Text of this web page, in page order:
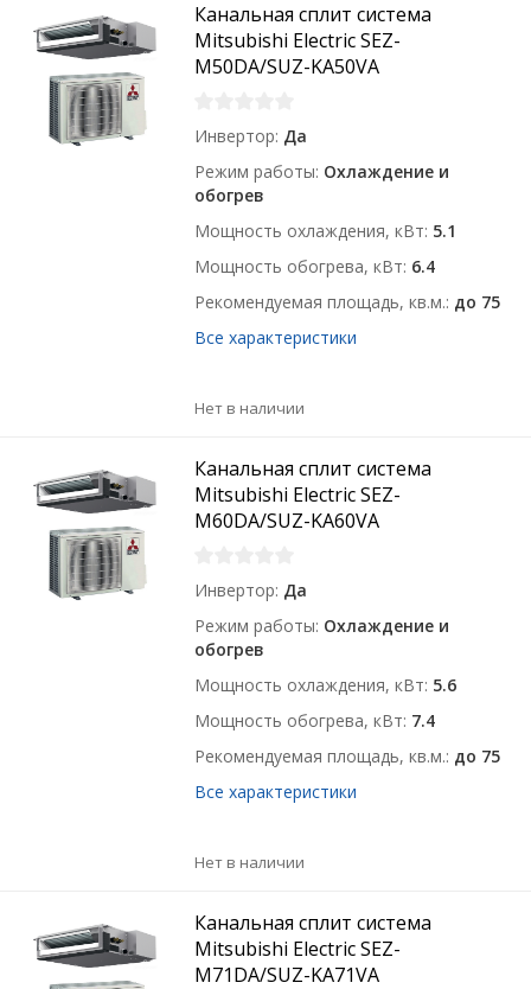
Канальная сплит система
Mitsubishi Electric SEZ-
M50DA/SUZ-KA50VA
Инвертор Да
Режим работы Охлаждение и
обогрев
Мощность охлаждения, кВт 5.1
Мощность обогрева, кВт 6.4
Рекомендуемая площадь, кв.м. до 75
Все характеристики
Нет в наличии
Канальная сплит система
Mitsubishi Electric SEZ-
M60DA/SUZ-KA60VA
Инвертор Да
Режим работы Охлаждение и
обогрев
Мощность охлаждения, кВт 5.6
Мощность обогрева, кВт 7.4
Рекомендуемая площадь, кв.м. до 75
Все характеристики
Нет в наличии
Канальная сплит система
Mitsubishi Electric SEZ-
M71DA/SUZ-KA71VA